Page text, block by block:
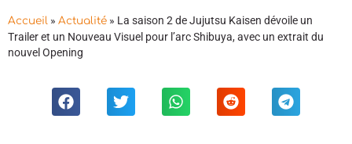
Accueil » Actualité » La saison 2 de Jujutsu Kaisen dévoile un
Trailer et un Nouveau Visuel pour l’arc Shibuya, avec un extrait du
nouvel Opening